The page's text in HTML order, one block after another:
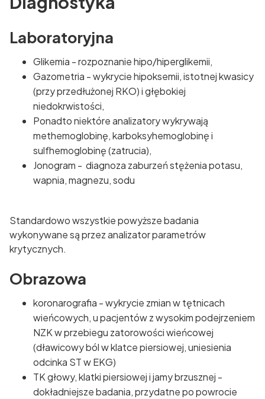
Laboratoryjna
Glikemia - rozpoznanie hipo/hiperglikemii,
Gazometria - wykrycie hipoksemii, istotnej kwasicy
(przy przedłużonej RKO) i głębokiej
niedokrwistości,
Ponadto niektóre analizatory wykrywają
methemoglobinę, karboksyhemoglobinę i
sulfhemoglobinę (zatrucia),
Jonogram - diagnoza zaburzeń stężenia potasu,
wapnia, magnezu, sodu
Standardowo wszystkie powyższe badania
wykonywane są przez analizator parametrów
krytycznych.
Obrazowa
koronarografia - wykrycie zmian w tętnicach
wieńcowych, u pacjentów z wysokim podejrzeniem
NZK w przebiegu zatorowości wieńcowej
(dławicowy ból w klatce piersiowej, uniesienia
odcinka ST w EKG)
TK głowy, klatki piersiowej i jamy brzusznej -
dokładniejsze badania, przydatne po powrocie